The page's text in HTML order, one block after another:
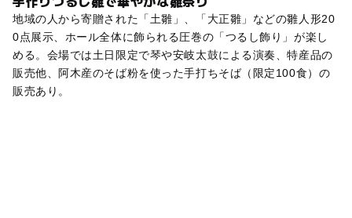
地域の人から寄贈された「土雛」、「大正雛」などの雛人形20
0点展示、ホール全体に飾られる圧巻の「つるし飾り」が楽し
める。会場では土日限定で琴や安岐太鼓による演奏、特産品の
販売他、阿木産のそば粉を使った手打ちそば（限定100食）の
販売あり。